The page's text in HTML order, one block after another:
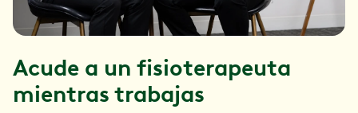
Acude a un fisioterapeuta
mientras trabajas